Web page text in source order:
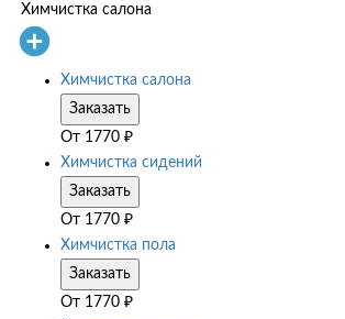
Химчистка салона
Химчистка салона
Заказать
От 1770 ₽
Химчистка сидений
Заказать
От 1770 ₽
Химчистка пола
Заказать
От 1770 ₽